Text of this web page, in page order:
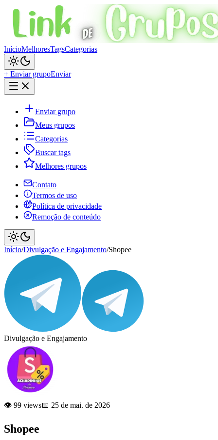
InícioMelhoresTagsCategorias
+ Enviar grupoEnviar
Enviar grupo
Meus grupos
Categorias
Buscar tags
Melhores grupos
Contato
Termos de uso
Política de privacidade
Remoção de conteúdo
Início/Divulgação e Engajamento/Shopee
Divulgação e Engajamento
👁️ 99 views📅 25 de mai. de 2026
Shopee